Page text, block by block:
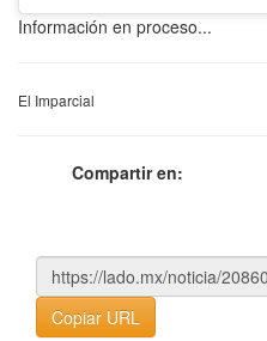
Información en proceso...
El Imparcial
Compartir en:
Copiar URL